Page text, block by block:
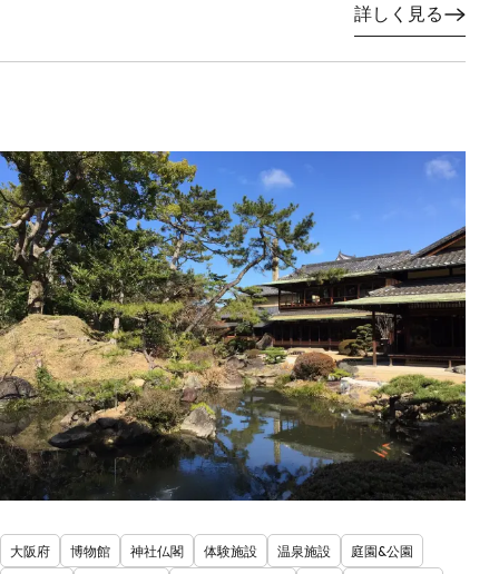
詳しく見る
大阪府 博物館 神社仏閣 体験施設 温泉施設
庭園&公園